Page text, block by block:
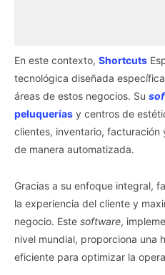
En este contexto, Shortcuts
tecnológica diseñada
áreas de estos negocios. Su
peluquerías y centros de
clientes, inventario,
de manera automatizada.
Gracias a su enfoque integral,
la experiencia del cliente y
negocio. Este software,
nivel mundial, proporciona una
eficiente para optimizar la